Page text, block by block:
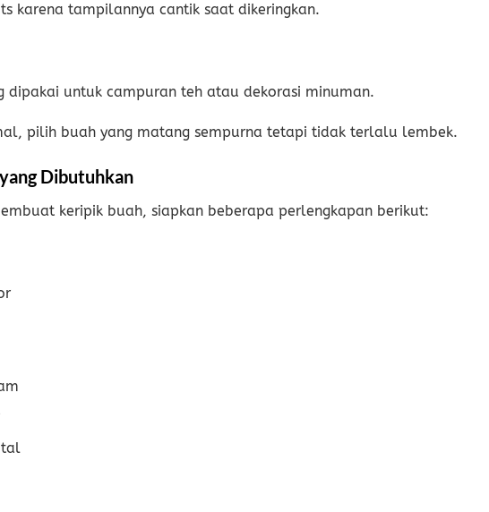
karena tampilannya cantik saat dikeringkan.
dipakai untuk campuran teh atau dekorasi minuman.
pilih buah yang matang sempurna tetapi tidak terlalu lembek.
Dibutuhkan
keripik buah, siapkan beberapa perlengkapan berikut: